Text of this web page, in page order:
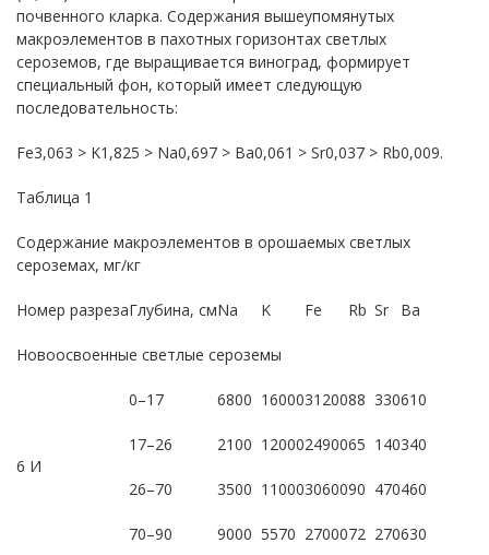
почвенного кларка. Содержания вышеупомянутых
макроэлементов в пахотных горизонтах светлых
сероземов, где выращивается виноград, формирует
специальный фон, который имеет следующую
последовательность:
Fe3,063 > K1,825 > Na0,697 > Ba0,061 > Sr0,037 > Rb0,009.
Таблица 1
Содержание макроэлементов в орошаемых светлых
сероземах, мг/кг
Номер разрезаГлубина, смNa K Fe Rb Sr Ba
Новоосвоенные светлые сероземы
6 И
0–17 6800 160003120088 330610
17–26 2100 120002490065 140340
26–70 3500 110003060090 470460
70–90 9000 5570 2700072 270630